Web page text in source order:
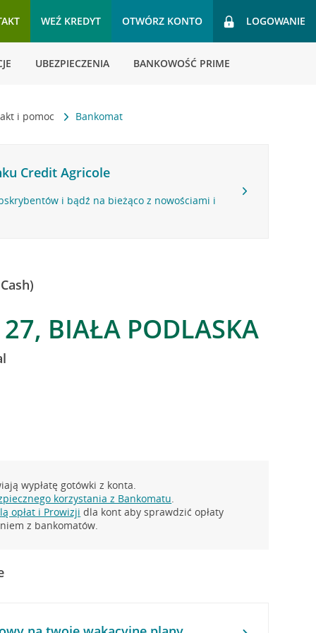
WEŹ KREDYT OTWÓRZ KONTO LOGOWANIE
UBEZPIECZENIA BANKOWOŚĆ PRIME
i pomoc Bankomat
Credit Agricole
i bądź na bieżąco z nowościami i
27, BIAŁA PODLASKA
wypłatę gotówki z konta.
korzystania z Bankomatu.
opłat i Prowizji dla kont aby sprawdzić opłaty
z bankomatów.